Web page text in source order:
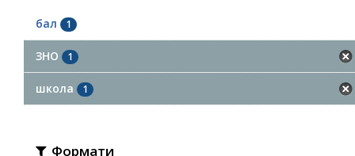
бал 1
ЗНО 1
школа 1
Формати